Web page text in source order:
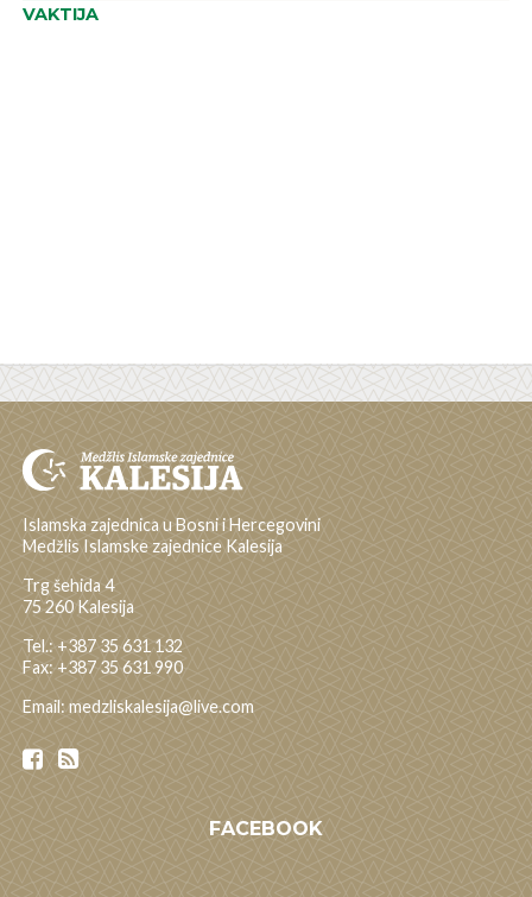
VAKTIJA
Islamska zajednica u Bosni i Hercegovini
Medžlis Islamske zajednice Kalesija
Trg šehida 4
75 260 Kalesija
Tel.: +387 35 631 132
Fax: +387 35 631 990
Email: medzliskalesija@live.com
FACEBOOK